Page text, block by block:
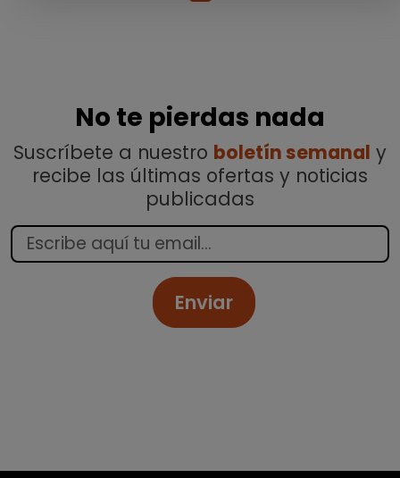
No te pierdas nada
Suscríbete a nuestro boletín semanal y
recibe las últimas ofertas y noticias
publicadas
Enviar